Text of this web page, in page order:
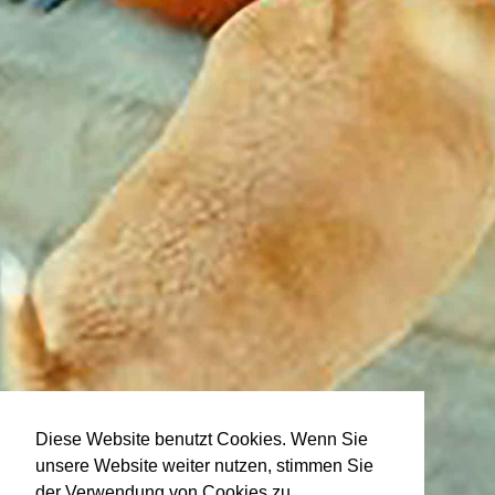
Diese Website benutzt Cookies. Wenn Sie
unsere Website weiter nutzen, stimmen Sie